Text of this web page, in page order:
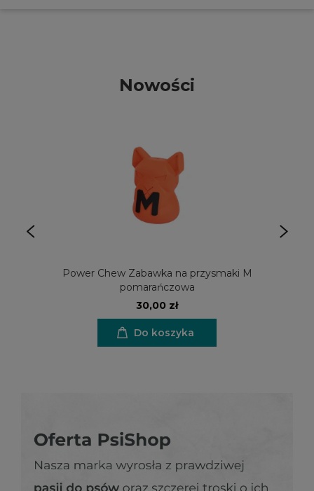
Nowości
Power Chew Zabawka na przysmaki M
pomarańczowa
30,00 zł
Do koszyka